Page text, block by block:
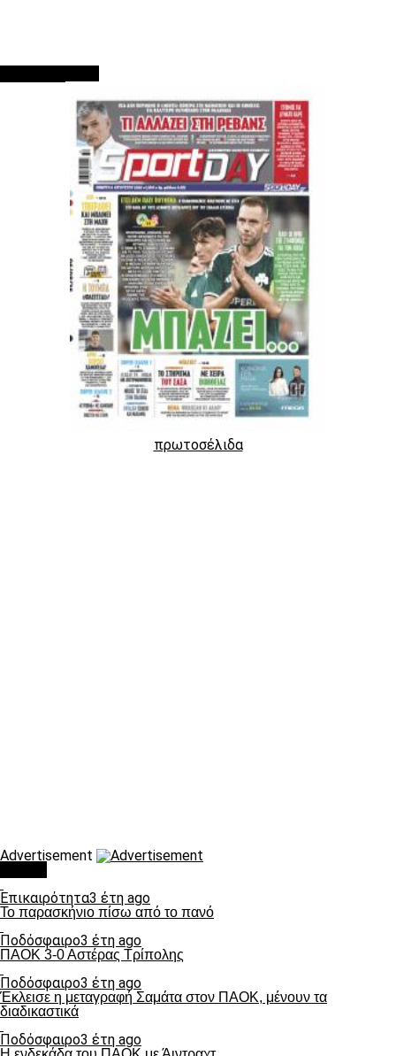
πρωτοσέλιδα
Advertisement
Επικαιρότητα3 έτη ago
Το παρασκήνιο πίσω από το πανό
Ποδόσφαιρο3 έτη ago
ΠΑΟΚ 3-0 Αστέρας Τρίπολης
Ποδόσφαιρο3 έτη ago
Έκλεισε η μεταγραφή Σαμάτα στον ΠΑΟΚ, μένουν τα
διαδικαστικά
Ποδόσφαιρο3 έτη ago